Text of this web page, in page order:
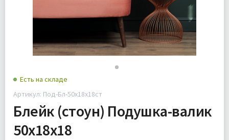
Есть на складе
Артикул: Под-Бл-50х18х18ст
Блейк (стоун) Подушка-валик
50х18х18